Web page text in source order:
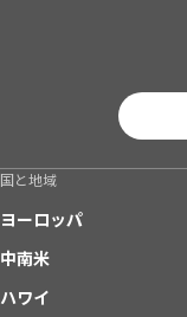
国と地域
ヨーロッパ
中南米
ハワイ